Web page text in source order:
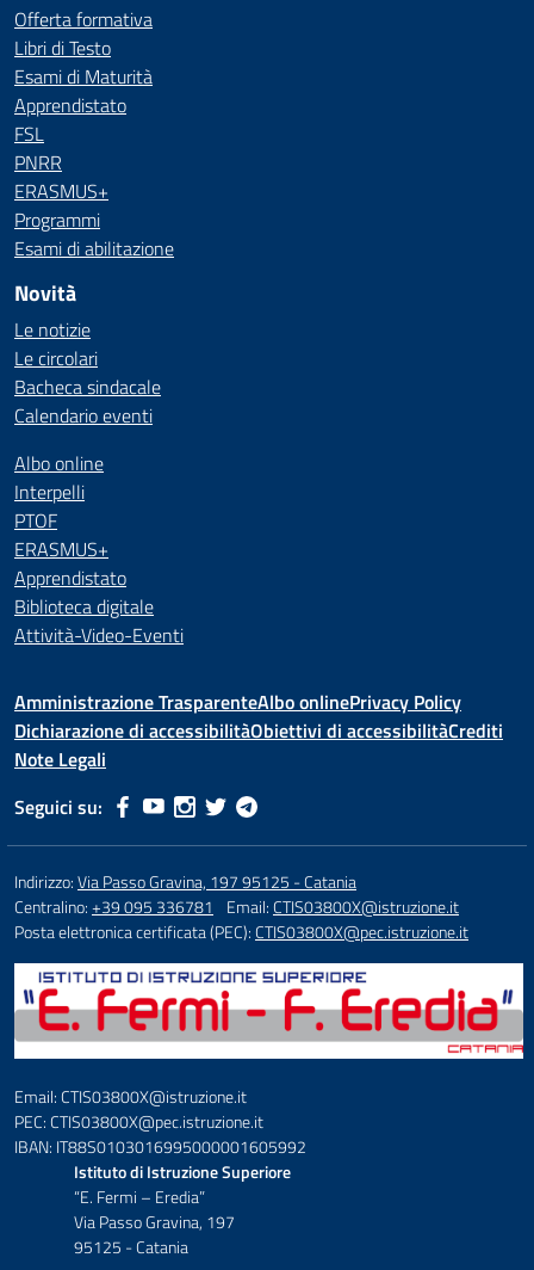
Offerta formativa
Libri di Testo
Esami di Maturità
Apprendistato
FSL
PNRR
ERASMUS+
Programmi
Esami di abilitazione
Novità
Le notizie
Le circolari
Bacheca sindacale
Calendario eventi
Albo online
Interpelli
PTOF
ERASMUS+
Apprendistato
Biblioteca digitale
Attività-Video-Eventi
Amministrazione TrasparenteAlbo onlinePrivacy Policy
Dichiarazione di accessibilitàObiettivi di accessibilitàCrediti
Note Legali
Seguici su:
Indirizzo:Via Passo Gravina, 197 95125 - Catania
Centralino:+39 095 336781 Email:CTIS03800X@istruzione.it
Posta elettronica certificata (PEC):CTIS03800X@pec.istruzione.it
Email: CTIS03800X@istruzione.it
PEC: CTIS03800X@pec.istruzione.it
IBAN: IT88S0103016995000001605992
Istituto di Istruzione Superiore
“E. Fermi – Eredia”
Via Passo Gravina, 197
95125 - Catania